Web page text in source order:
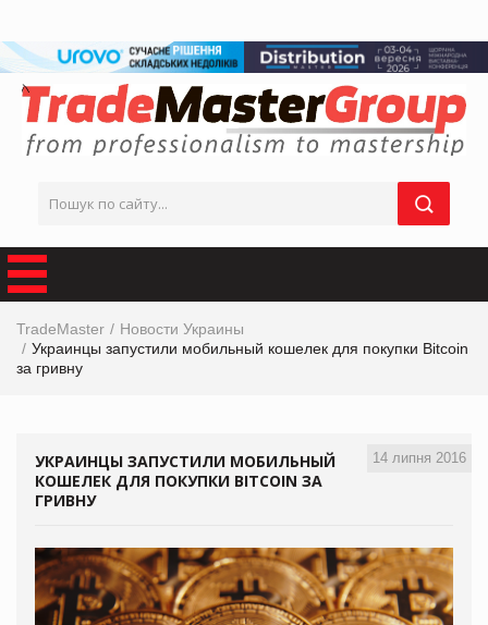
TradeMaster
Новости Украины
Украинцы запустили мобильный кошелек для покупки Bitcoin
за гривну
14 липня 2016
УКРАИНЦЫ ЗАПУСТИЛИ МОБИЛЬНЫЙ
КОШЕЛЕК ДЛЯ ПОКУПКИ BITCOIN ЗА
ГРИВНУ